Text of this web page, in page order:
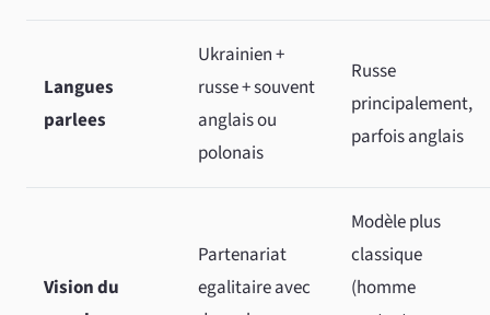
Langues
parlees
Ukrainien +
russe + souvent
anglais ou
polonais
Russe
principalement,
parfois anglais
Vision du
Partenariat
egalitaire avec
Modèle plus
classique
(homme